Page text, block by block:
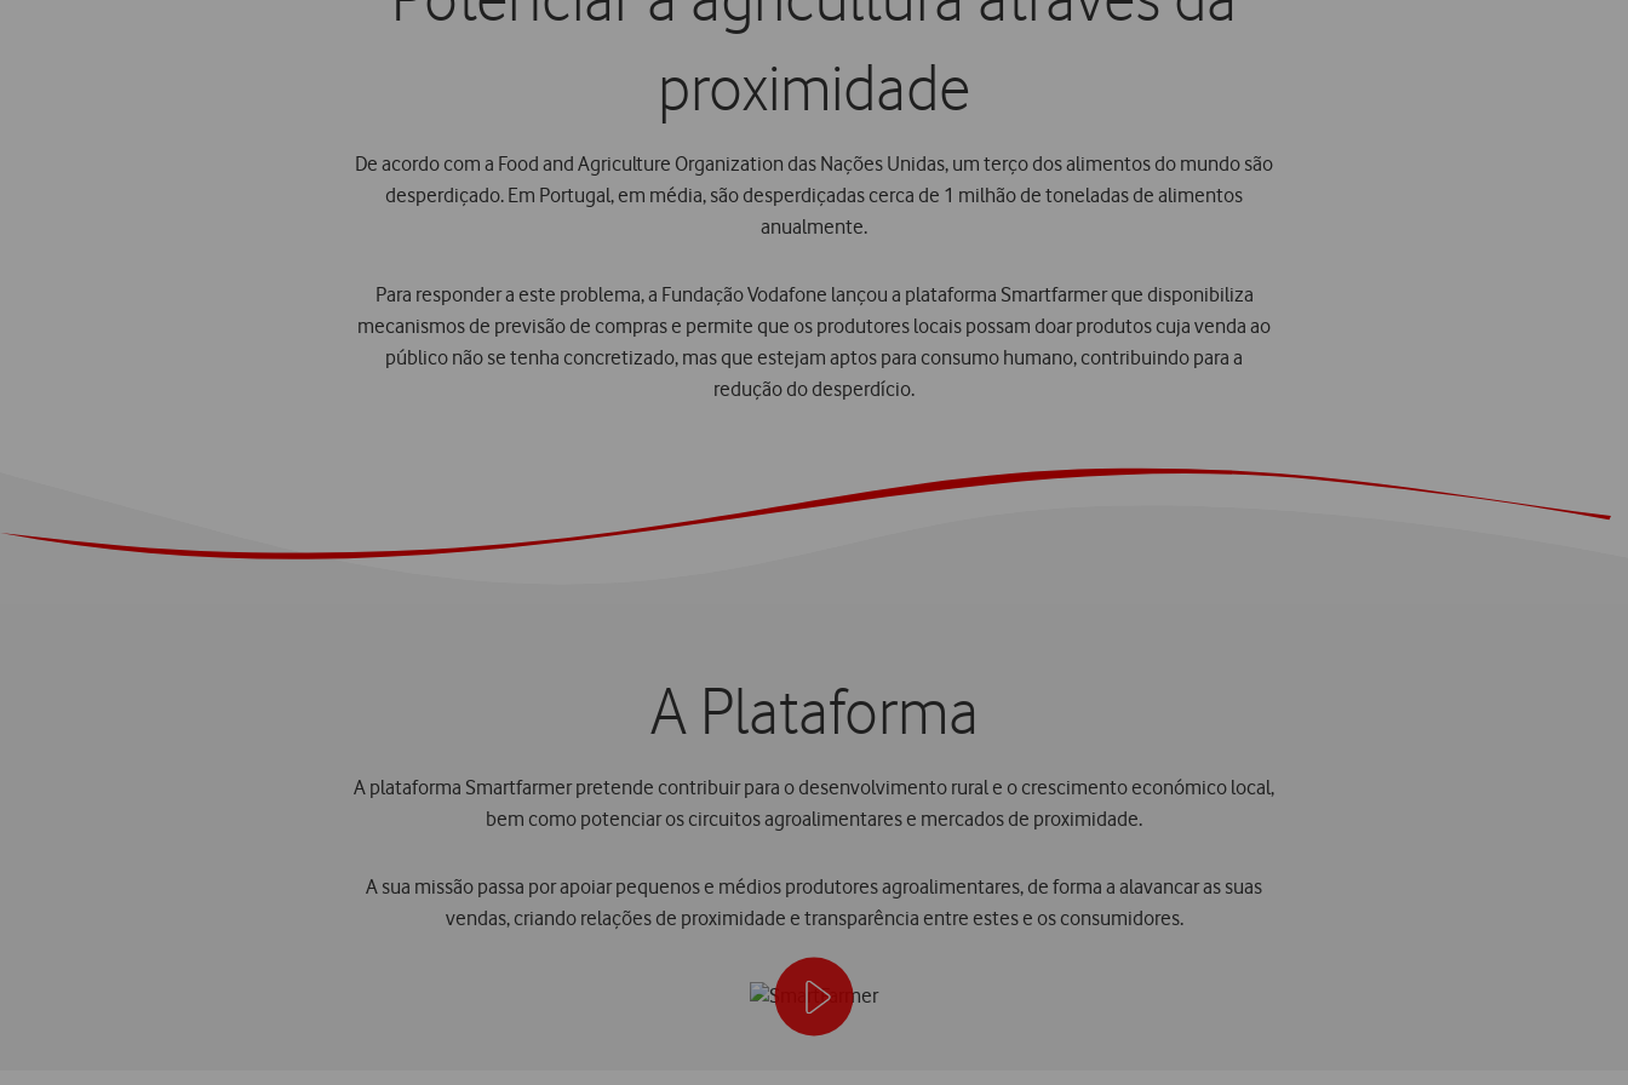
proximidade
De acordo com a Food and Agriculture Organization das Nações Unidas, um terço dos alimentos do mundo são
desperdiçado. Em Portugal, em média, são desperdiçadas cerca de 1 milhão de toneladas de alimentos
anualmente.
Para responder a este problema, a Fundação Vodafone lançou a plataforma Smartfarmer que disponibiliza
mecanismos de previsão de compras e permite que os produtores locais possam doar produtos cuja venda ao
público não se tenha concretizado, mas que estejam aptos para consumo humano, contribuindo para a
redução do desperdício.
A Plataforma
A plataforma Smartfarmer pretende contribuir para o desenvolvimento rural e o crescimento económico local,
bem como potenciar os circuitos agroalimentares e mercados de proximidade.
A sua missão passa por apoiar pequenos e médios produtores agroalimentares, de forma a alavancar as suas
vendas, criando relações de proximidade e transparência entre estes e os consumidores.